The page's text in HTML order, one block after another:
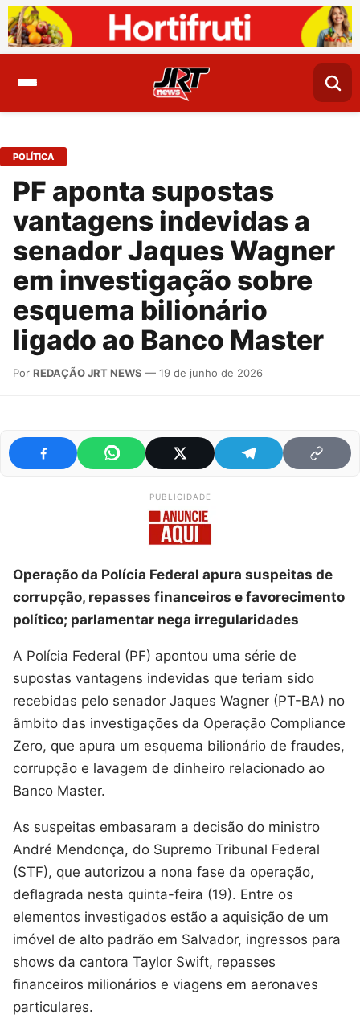
POLÍTICA
PF aponta supostas
vantagens indevidas a
senador Jaques Wagner
em investigação sobre
esquema bilionário
ligado ao Banco Master
Por REDAÇÃO JRT NEWS — 19 de junho de 2026
PUBLICIDADE
Operação da Polícia Federal apura suspeitas de
corrupção, repasses financeiros e favorecimento
político; parlamentar nega irregularidades
A Polícia Federal (PF) apontou uma série de
supostas vantagens indevidas que teriam sido
recebidas pelo senador Jaques Wagner (PT-BA) no
âmbito das investigações da Operação Compliance
Zero, que apura um esquema bilionário de fraudes,
corrupção e lavagem de dinheiro relacionado ao
Banco Master.
As suspeitas embasaram a decisão do ministro
André Mendonça, do Supremo Tribunal Federal
(STF), que autorizou a nona fase da operação,
deflagrada nesta quinta-feira (19). Entre os
elementos investigados estão a aquisição de um
imóvel de alto padrão em Salvador, ingressos para
shows da cantora Taylor Swift, repasses
financeiros milionários e viagens em aeronaves
particulares.